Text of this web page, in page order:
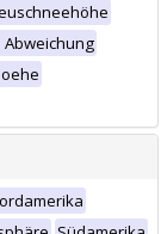
Abweichung